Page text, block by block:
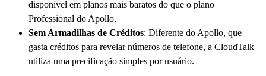
disponível em planos mais baratos do que o plano
Professional do Apollo.
Sem Armadilhas de Créditos: Diferente do Apollo, que
gasta créditos para revelar números de telefone, a CloudTalk
utiliza uma precificação simples por usuário.